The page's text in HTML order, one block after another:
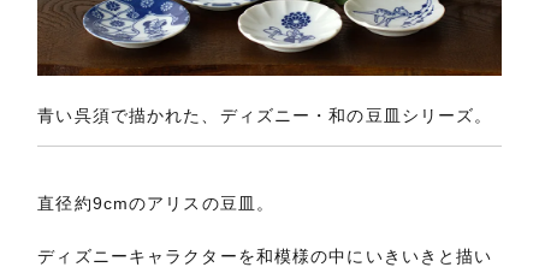
青い呉須で描かれた、ディズニー・和の豆皿シリーズ。
直径約9cmのアリスの豆皿。
ディズニーキャラクターを和模様の中にいきいきと描い